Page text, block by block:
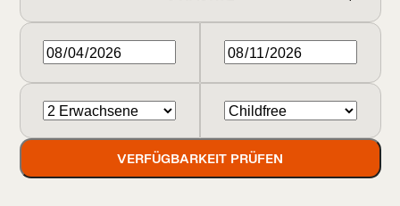
VERFÜGBARKEIT PRÜFEN